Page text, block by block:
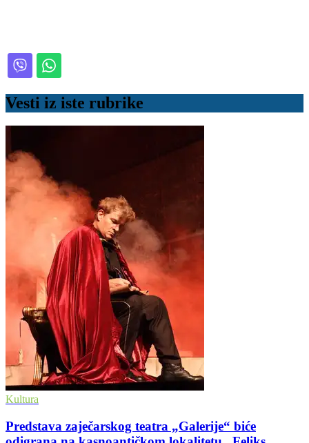
Vesti iz iste rubrike
Kultura
Predstava zaječarskog teatra „Galerije“ biće